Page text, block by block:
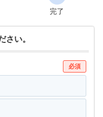
完了
さい。
必須